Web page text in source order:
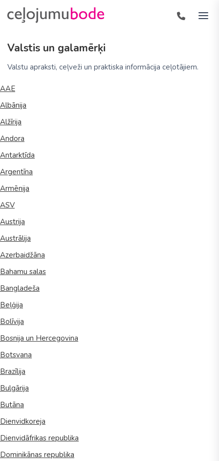
Valstis un galamērķi
Valstu apraksti, ceļveži un praktiska informācija ceļotājiem.
AAE
Albānija
Alžīrija
Andora
Antarktīda
Argentīna
Armēnija
ASV
Austrija
Austrālija
Azerbaidžāna
Bahamu salas
Bangladeša
Beļģija
Bolīvija
Bosnija un Hercegovina
Botsvana
Brazīlija
Bulgārija
Butāna
Dienvidkoreja
Dienvidāfrikas republika
Dominikānas republika